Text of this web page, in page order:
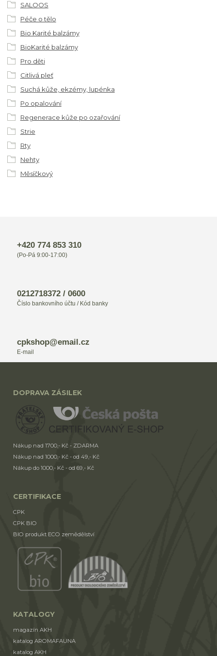
SALOOS
Péče o tělo
Bio Karité balzámy
BioKarité balzámy
Pro děti
Citlivá pleť
Suchá kůže, ekzémy, lupénka
Po opalování
Regenerace kůže po ozařování
Strie
Rty
Nehty
Měsíčkový
+420 774 853 310
(Po-Pá 9:00-17:00)
0212718372 / 0600
Číslo bankovního účtu / Kód banky
cpkshop@email.cz
E-mail
DOPRAVA ZÁSILEK
Nákup nad 1700,- Kč - ZDARMA
Nákup nad 1000,- Kč - od 49,- Kč
Nákup do 1000,- Kč - od 69,- Kč
CERTIFIKACE
CPK
CPK BIO
BIO produkt ECO zemědělství
KATALOGY
magazín AKH
katalog AROMAFAUNA
katalog AKH